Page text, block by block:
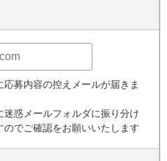
募内容の控えメールが届きま
惑メールフォルダに振り分け
でご確認をお願いいたします